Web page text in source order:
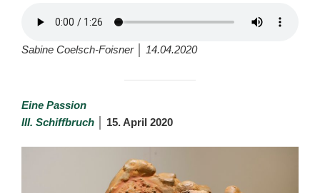
Sabine Coelsch-Foisner │ 14.04.2020
Eine Passion
III. Schiffbruch
15. April 2020